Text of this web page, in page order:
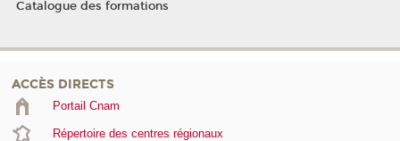
Catalogue des formations
ACCÈS DIRECTS
Portail Cnam
Répertoire des centres régionaux